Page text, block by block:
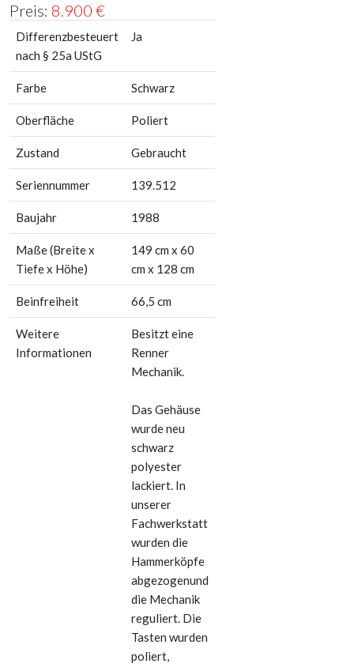
Preis: 8.900 €
Differenzbesteuert
nach § 25a UStG
Ja
Farbe Schwarz
Oberfläche Poliert
Zustand Gebraucht
Seriennummer 139.512
Baujahr 1988
Maße (Breite x
Tiefe x Höhe)
149 cm x 60
cm x 128 cm
Beinfreiheit 66,5 cm
Weitere
Informationen
Besitzt eine
Renner
Mechanik.
Das Gehäuse
wurde neu
schwarz
polyester
lackiert. In
unserer
Fachwerkstatt
wurden die
Hammerköpfe
abgezogenund
die Mechanik
reguliert. Die
Tasten wurden
poliert,